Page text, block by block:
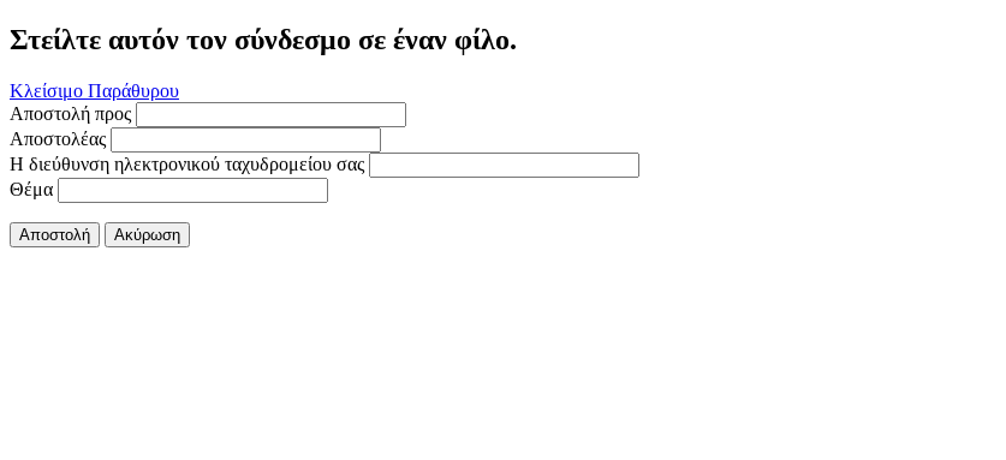
Στείλτε αυτόν τον σύνδεσμο σε έναν φίλο.
Κλείσιμο Παράθυρου
Αποστολή προς
Αποστολέας
Η διεύθυνση ηλεκτρονικού ταχυδρομείου σας
Θέμα
Αποστολή Ακύρωση